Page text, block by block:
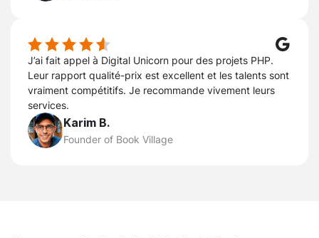
J’ai fait appel à Digital Unicorn pour des projets PHP.
Leur rapport qualité-prix est excellent et les talents sont
vraiment compétitifs. Je recommande vivement leurs
services.
Karim B.
Founder of Book Village